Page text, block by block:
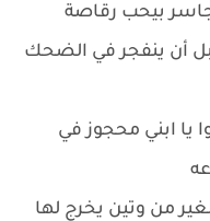
جاسر بيحب رقاصة
أن ينفجر في الضحك
يا ابني محجوز في
من وتين يخرج لها